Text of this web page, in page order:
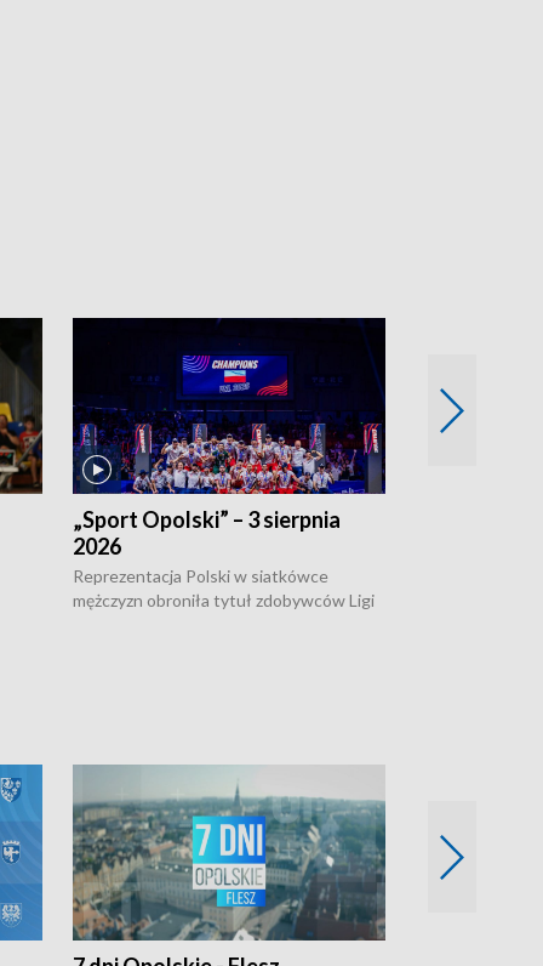
„Sport Opolski” – 3 sierpnia
2026
Reprezentacja Polski w siatkówce
mężczyzn obroniła tytuł zdobywców Ligi